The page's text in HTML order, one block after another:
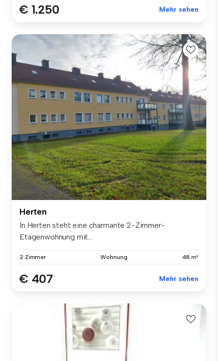
€ 1.250 Mehr sehen
Herten
In Herten steht eine charmante 2-Zimmer-
Etagenwohnung mit...
2 Zimmer Wohnung 48 m²
€ 407 Mehr sehen